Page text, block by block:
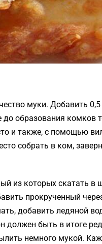
муки. Добавить
образования комков
и также, с помощью
собрать в ком,
из которых скатать
прокрученный
добавить ледяной
должен быть в итоге
немного мукой.